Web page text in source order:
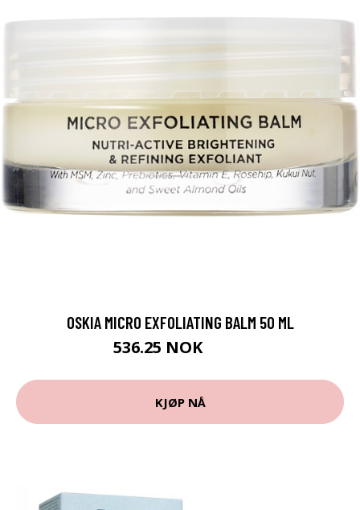
OSKIA MICRO EXFOLIATING BALM 50 ML
536.25 NOK
KJØP NÅ